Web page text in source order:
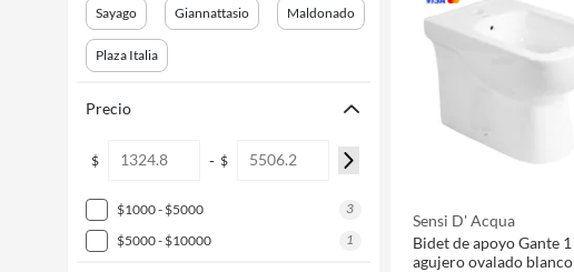
Sayago Giannattasio Maldonado
Plaza Italia
Precio
$ - $
$1000 - $5000
3
$5000 - $10000
1
Sensi D' Acqua
Bidet de apoyo Gante 1
agujero ovalado blanco